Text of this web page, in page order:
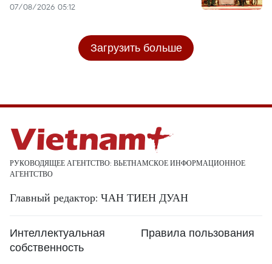
07/08/2026 05:12
Загрузить больше
РУКОВОДЯЩЕЕ АГЕНТСТВО: ВЬЕТНАМСКОЕ ИНФОРМАЦИОННОЕ
АГЕНТСТВО
Главный редактор: ЧАН ТИЕН ДУАН
Интеллектуальная
собственность
Правила пользования